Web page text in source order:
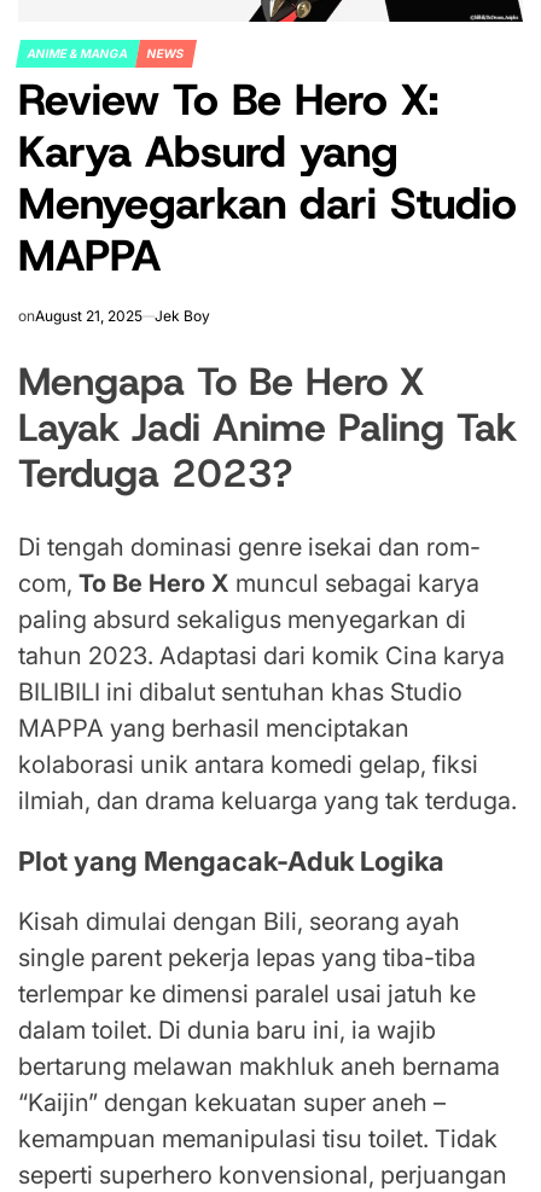
POSTED
IN
ANIME & MANGA NEWS
Review To Be Hero X:
Karya Absurd yang
Menyegarkan dari Studio
MAPPA
onAugust 21, 2025 Jek Boy
Mengapa To Be Hero X
Layak Jadi Anime Paling Tak
Terduga 2023?
Di tengah dominasi genre isekai dan rom-
com, To Be Hero X muncul sebagai karya
paling absurd sekaligus menyegarkan di
tahun 2023. Adaptasi dari komik Cina karya
BILIBILI ini dibalut sentuhan khas Studio
MAPPA yang berhasil menciptakan
kolaborasi unik antara komedi gelap, fiksi
ilmiah, dan drama keluarga yang tak terduga.
Plot yang Mengacak-Aduk Logika
Kisah dimulai dengan Bili, seorang ayah
single parent pekerja lepas yang tiba-tiba
terlempar ke dimensi paralel usai jatuh ke
dalam toilet. Di dunia baru ini, ia wajib
bertarung melawan makhluk aneh bernama
“Kaijin” dengan kekuatan super aneh –
kemampuan memanipulasi tisu toilet. Tidak
seperti superhero konvensional, perjuangan